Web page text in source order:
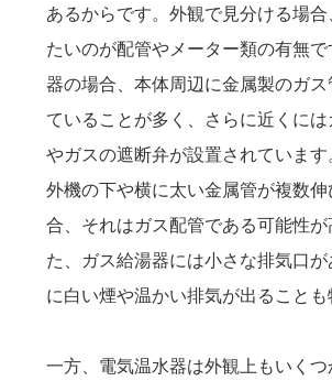
あるからです。外観で見分ける場合
たいのが配管やメーター類の有無
器の場合、本体周辺に金属製のガ
ていることが多く、さらに近くに
やガスの遮断弁が設置されていま
外機の下や横に太い金属管が複数
合、それはガス配管である可能性が
た、ガス給湯器には小さな排気口
に白い煙や温かい排気が出ることも
一方、電気温水器は外観上もいく